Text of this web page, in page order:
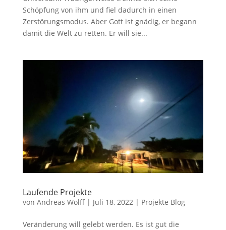
Schöpfung von ihm und fiel dadurch in einen
Zerstörungsmodus. Aber Gott ist gnädig, er begann
damit die Welt zu retten. Er will sie...
Laufende Projekte
von Andreas Wolff| Juli 18, 2022 | Projekte Blog
Veränderung will gelebt werden. Es ist gut die